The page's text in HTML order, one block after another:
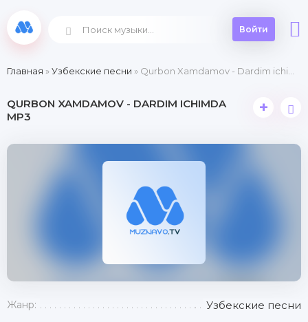
Войти
Главная »Узбекские песни » Qurbon Xamdamov - Dardim ichimda
QURBON XAMDAMOV - DARDIM ICHIMDA
MP3
+
Жанр: Узбекские песни